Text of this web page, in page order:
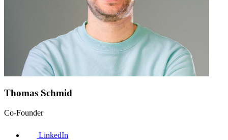
Thomas Schmid
Co-Founder
LinkedIn